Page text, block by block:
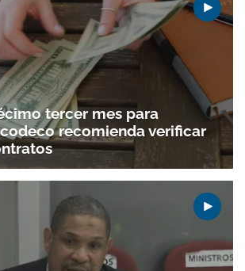
tercer mes para
recomienda verificar